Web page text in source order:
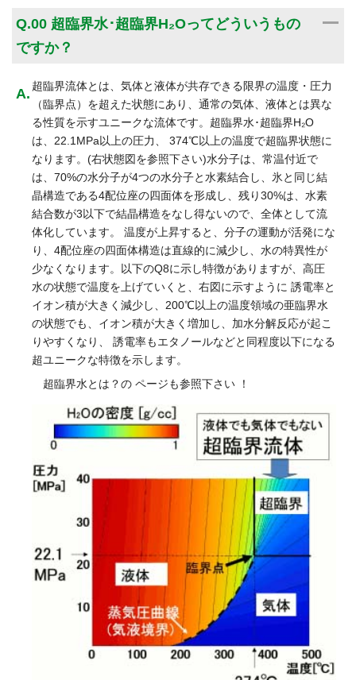
A
Q.00 超臨界水･超臨界H₂Oってどういうもの
ですか？
超臨界流体とは、気体と液体が共存できる限界の温度・圧力
（臨界点）を超えた状態にあり、通常の気体、液体とは異な
る性質を示すユニークな流体です。超臨界水･超臨界H₂O
は、22.1MPa以上の圧力、 374℃以上の温度で超臨界状態に
なります。(右状態図を参照下さい)水分子は、常温付近で
は、70%の水分子が4つの水分子と水素結合し、氷と同じ結
晶構造である4配位座の四面体を形成し、残り30%は、水素
結合数が3以下で結晶構造をなし得ないので、全体として流
体化しています。 温度が上昇すると、分子の運動が活発にな
り、4配位座の四面体構造は直線的に減少し、水の特異性が
少なくなります。以下のQ8に示し特徴がありますが、高圧
水の状態で温度を上げていくと、右図に示すように 誘電率と
イオン積が大きく減少し、200℃以上の温度領域の亜臨界水
の状態でも、イオン積が大きく増加し、加水分解反応が起こ
りやすくなり、 誘電率もエタノールなどと同程度以下になる
超ユニークな特徴を示します。
超臨界水とは？の ページも参照下さい ！